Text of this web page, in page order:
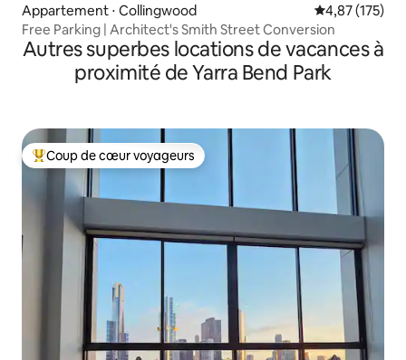
Appartement ⋅ Collingwood Évaluation
4,87 (175)
Free Parking | Architect's Smith Street Conversion
Autres superbes locations de vacances à
proximité de Yarra Bend Park
Coups de cœur voyageurs les plus appréciés
Coup de cœur voyageurs